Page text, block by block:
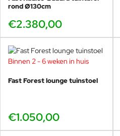
rond Ø130cm
€2.380,00
Binnen 2 - 6 weken in huis
Fast Forest lounge tuinstoel
€1.050,00